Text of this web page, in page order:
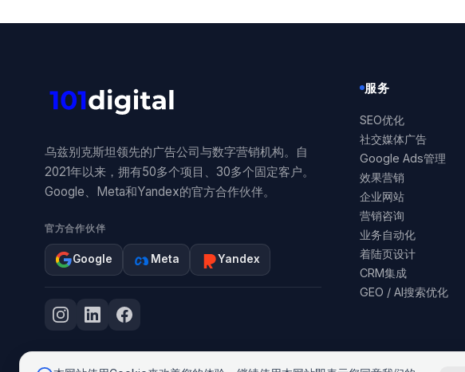
乌兹别克斯坦领先的广告公司与数字营销机构。自
2021年以来，拥有50多个项目、30多个固定客户。
Google、Meta和Yandex的官方合作伙伴。
官方合作伙伴
Google Meta Yandex
服务
SEO优化
社交媒体广告
Google Ads管理
效果营销
企业网站
营销咨询
业务自动化
着陆页设计
CRM集成
GEO / AI搜索优化